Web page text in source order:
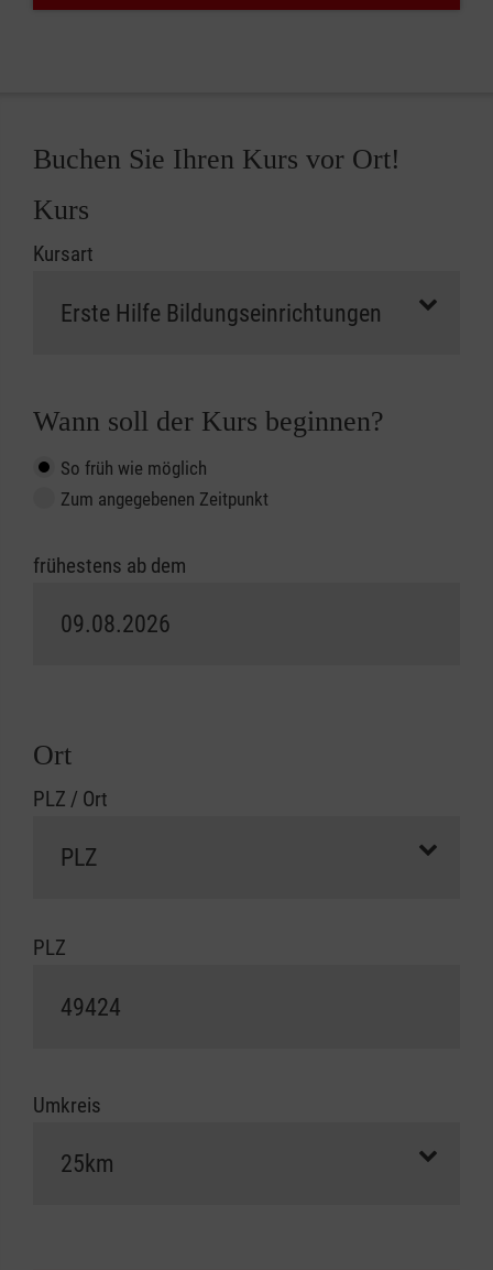
Buchen Sie Ihren Kurs vor Ort!
Kurs
Kursart
Wann soll der Kurs beginnen?
So früh wie möglich
Zum angegebenen Zeitpunkt
frühestens ab dem
Ort
PLZ / Ort
PLZ
Umkreis